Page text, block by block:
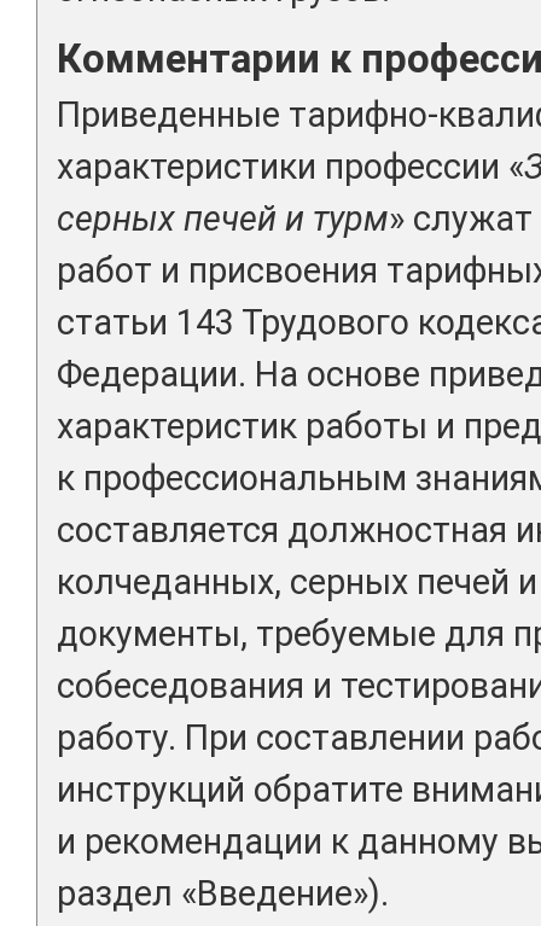
Комментарии к
Приведенные тарифно-
характеристики профессии «
серных печей и турм»
работ и присвоения
статьи 143 Трудового
Федерации. На основе
характеристик работы и
к профессиональным
составляется должностная
колчеданных, серных печей
документы, требуемые для
собеседования и
работу. При составлении
инструкций обратите
и рекомендации к данному
раздел «Введение»).